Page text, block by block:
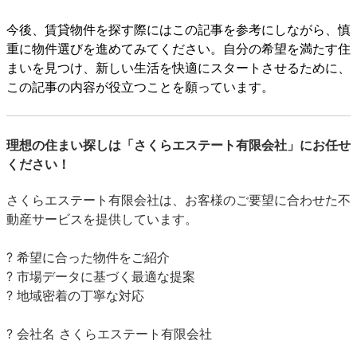
今後、賃貸物件を探す際にはこの記事を参考にしながら、慎
重に物件選びを進めてみてください。自分の希望を満たす住
まいを見つけ、新しい生活を快適にスタートさせるために、
この記事の内容が役立つことを願っています。
理想の住まい探しは「さくらエステート有限会社」にお任せ
ください！
さくらエステート有限会社は、お客様のご要望に合わせた不
動産サービスを提供しています。
? 希望に合った物件をご紹介
? 市場データに基づく最適な提案
? 地域密着の丁寧な対応
? 会社名 さくらエステート有限会社